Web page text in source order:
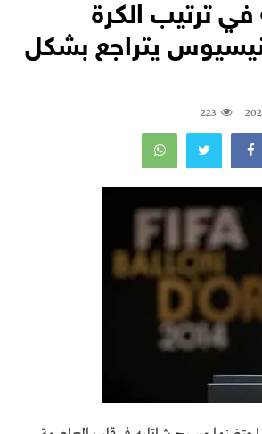
في ترتيب الكرة
يتراجع بشكل
223